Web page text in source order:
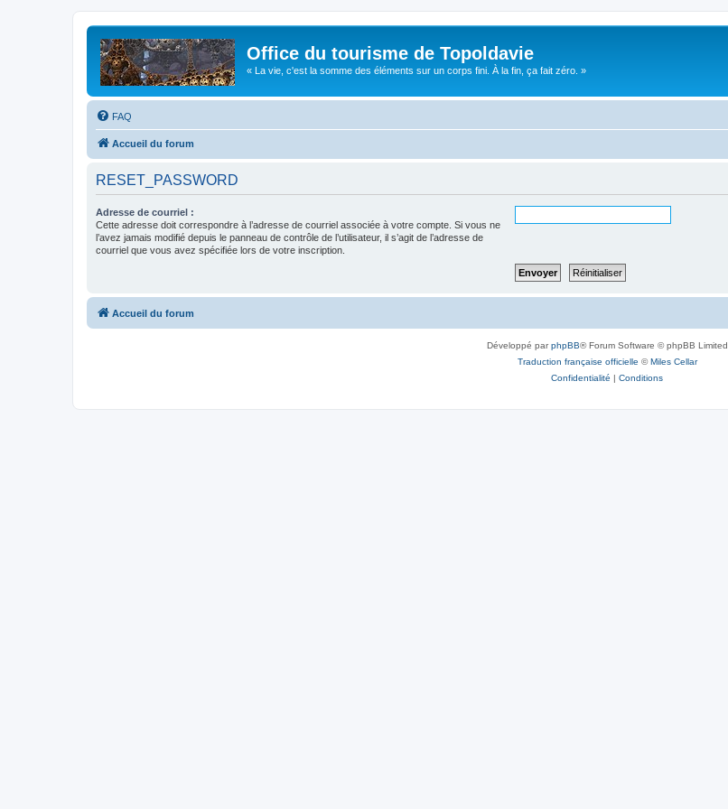
Office du tourisme de Topoldavie
« La vie, c'est la somme des éléments sur un corps fini. À la fin, ça fait zéro. »
FAQ
Accueil du forum
RESET_PASSWORD
Adresse de courriel :
Cette adresse doit correspondre à l’adresse de courriel associée à votre compte. Si vous ne
l’avez jamais modifié depuis le panneau de contrôle de l’utilisateur, il s’agit de l’adresse de
courriel que vous avez spécifiée lors de votre inscription.
Accueil du forum
Développé parphpBB® Forum Software © phpBB Limited
Traduction française officielle ©Miles Cellar
Confidentialité | Conditions